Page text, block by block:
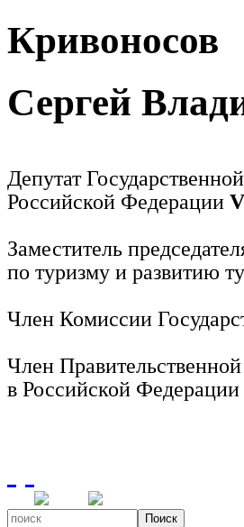
Кривоносов
Сергей
Депутат
Российской Федерации
Заместитель
по туризму и развитию
Член Комиссии
Член
в Российской Федерации
Поиск